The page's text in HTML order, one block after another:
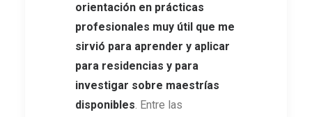
orientación en prácticas
profesionales muy útil que me
sirvió para aprender y aplicar
para residencias y para
investigar sobre maestrías
disponibles. Entre las